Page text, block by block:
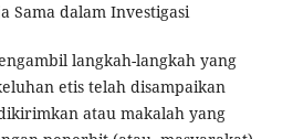
Sama dalam Investigasi
langkah-langkah yang
etis telah disampaikan
atau makalah yang